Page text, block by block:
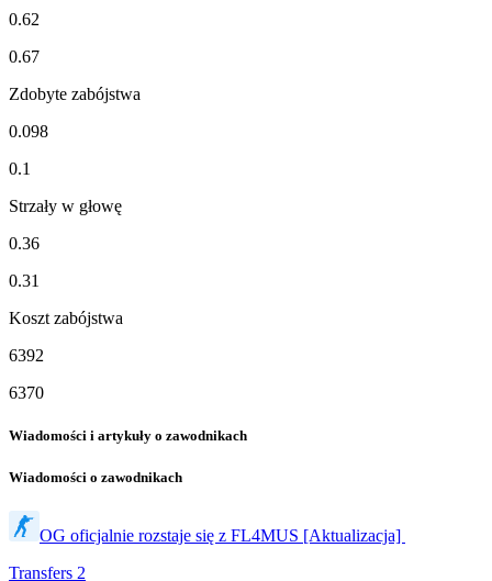
0.62
0.67
Zdobyte zabójstwa
0.098
0.1
Strzały w głowę
0.36
0.31
Koszt zabójstwa
6392
6370
Wiadomości i artykuły o zawodnikach
Wiadomości o zawodnikach
OG oficjalnie rozstaje się z FL4MUS [Aktualizacja]
Transfers 2